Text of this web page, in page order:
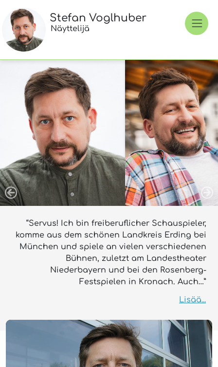
Stefan Voglhuber
Näyttelijä
“Servus! Ich bin freiberuflicher Schauspieler,
komme aus dem schönen Landkreis Erding bei
München und spiele an vielen verschiedenen
Bühnen, zuletzt am Landestheater
Niederbayern und bei den Rosenberg-
Festspielen in Kronach. Auch…”
Lisää...